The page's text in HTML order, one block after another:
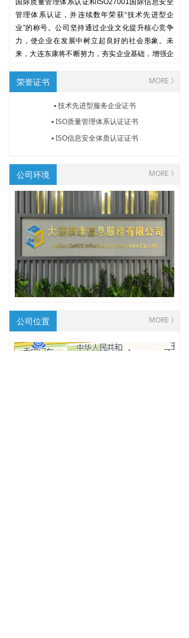
国际质量管理体系认证和ISO27001国际信息安全
管理体系认证，并连续数年荣获“技术先进型企
业”的称号。公司坚持通过企业文化提升核心竞争
力，使企业在发展中树立起良好的社会形象。未
来，大连东康将不断努力，夯实企业基础，增强企
荣誉证书 MORE 》
▪ 技术先进型服务企业证书
▪ ISO质量管理体系认证证书
▪ ISO信息安全体质认证证书
公司环境 MORE 》
公司位置 MORE 》